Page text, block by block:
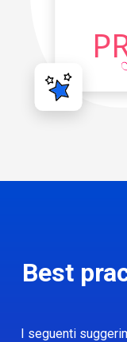
Best
I seguenti